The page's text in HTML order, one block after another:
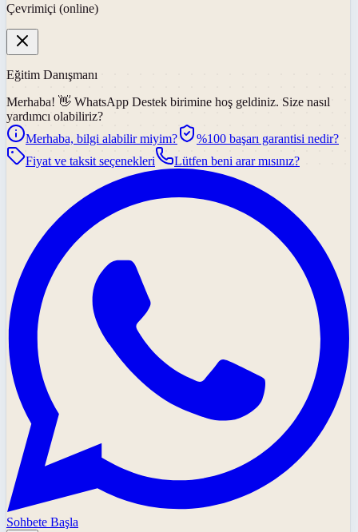
Çevrimiçi (online)
Eğitim Danışmanı
Merhaba! 👋 WhatsApp Destek birimine hoş geldiniz. Size nasıl
yardımcı olabiliriz?
Merhaba, bilgi alabilir miyim?
%100 başarı garantisi nedir?
Fiyat ve taksit seçenekleri
Lütfen beni arar mısınız?
Sohbete Başla